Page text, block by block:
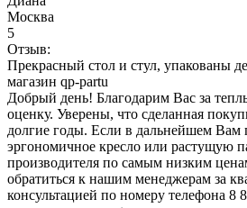
Москва
5
Отзыв:
Прекрасный стол и стул, упакованы
магазин qp-partu
Добрый день! Благодарим Вас за
оценку. Уверены, что сделанная
долгие годы. Если в дальнейшем Вам
эргономичное кресло или растущую
производителя по самым низким
обратиться к нашим менеджерам за
консультацией по номеру телефона 8